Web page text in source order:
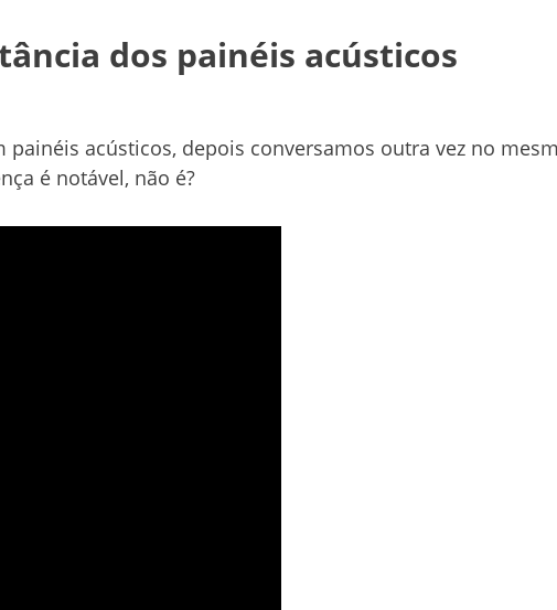
dos painéis acústicos
acústicos, depois conversamos outra vez no
é notável, não é?